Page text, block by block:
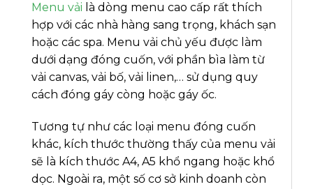
Menu vải là dòng menu cao cấp rất thích
hợp với các nhà hàng sang trọng, khách sạn
hoặc các spa. Menu vải chủ yếu được làm
dưới dạng đóng cuốn, với phần bìa làm từ
vải canvas, vải bố, vải linen,… sử dụng quy
cách đóng gáy còng hoặc gáy ốc.
Tương tự như các loại menu đóng cuốn
khác, kích thước thường thấy của menu vải
sẽ là kích thước A4, A5 khổ ngang hoặc khổ
dọc. Ngoài ra, một số cơ sở kinh doanh còn